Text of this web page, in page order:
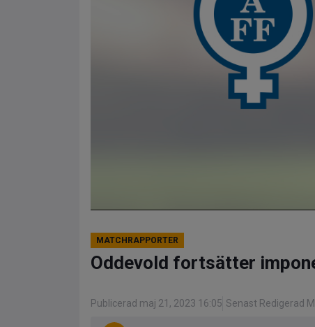
MATCHRAPPORTER
Oddevold fortsätter
Publicerad maj 21, 2023 16:05 Senast Redigerad